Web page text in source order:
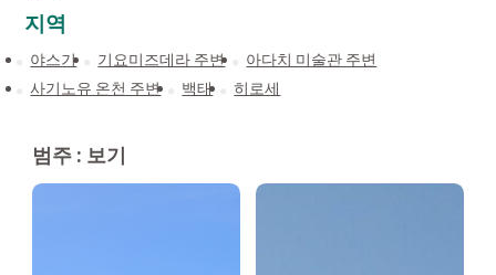
지역
야스기 기요미즈데라 주변
아다치 미술관 주변
사기노유 온천 주변
백태 히로세
범주 : 보기